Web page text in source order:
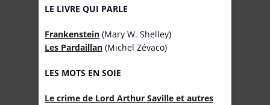
LE LIVRE QUI PARLE
Frankenstein (Mary W. Shelley)
Les Pardaillan (Michel Zévaco)
LES MOTS EN SOIE
Le crime de Lord Arthur Saville et autres